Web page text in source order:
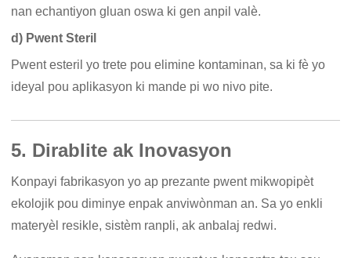
nan echantiyon gluan oswa ki gen anpil valè.
d) Pwent Steril
Pwent esteril yo trete pou elimine kontaminan, sa ki fè yo
ideyal pou aplikasyon ki mande pi wo nivo pite.
5. Dirablite ak Inovasyon
Konpayi fabrikasyon yo ap prezante pwent mikwopipèt
ekolojik pou diminye enpak anviwònman an. Sa yo enkli
materyèl resikle, sistèm ranpli, ak anbalaj redwi.